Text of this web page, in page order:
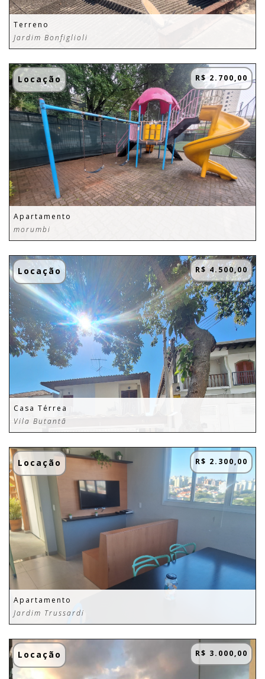
Terreno
Jardim Bonfiglioli
Locação R$ 2.700,00
Apartamento
morumbi
Locação R$ 4.500,00
Casa Térrea
Vila Butantã
Locação R$ 2.300,00
Apartamento
Jardim Trussardi
Locação R$ 3.000,00